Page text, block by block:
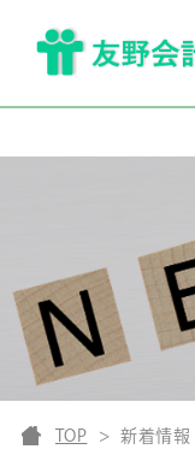
TOP 新着情報